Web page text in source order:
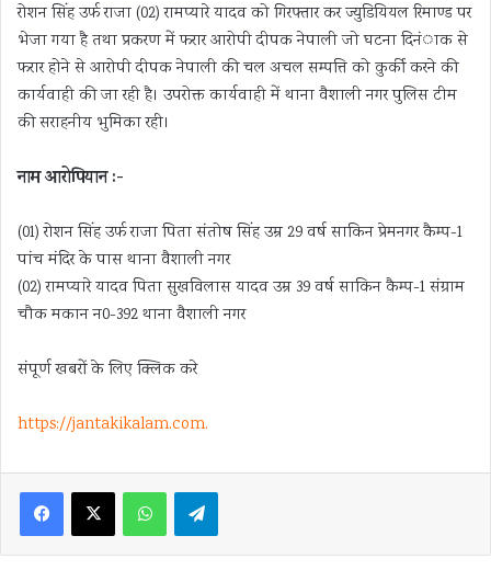
रोशन सिंह उर्फ राजा (02) रामप्यारे यादव को गिरफ्तार कर ज्युडियियल रिमाण्ड पर
भेजा गया है तथा प्रकरण में फरार आरोपी दीपक नेपाली जो घटना दिनंाक से
फरार होने से आरोपी दीपक नेपाली की चल अचल सम्पत्ति को कुर्की करने की
कार्यवाही की जा रही है। उपरोक्त कार्यवाही में थाना वैशाली नगर पुलिस टीम
की सराहनीय भुमिका रही।
नाम आरोपियान :-
(01) रोशन सिंह उर्फ राजा पिता संतोष सिंह उम्र 29 वर्ष साकिन प्रेमनगर कैम्प-1
पांच मंदिर के पास थाना वैशाली नगर
(02) रामप्यारे यादव पिता सुखविलास यादव उम्र 39 वर्ष साकिन कैम्प-1 संग्राम
चौक मकान न0-392 थाना वैशाली नगर
संपूर्ण खबरों के लिए क्लिक करे
https://jantakikalam.com.
FacebookX WhatsAppTelegram